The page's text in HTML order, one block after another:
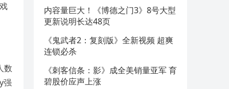
数
强
内容量巨大！《博德之门3》8号大型
更新说明长达48页
《鬼武者2：复刻版》全新视频 超爽
连锁必杀
《刺客信条：影》成全美销量亚军 育
碧股价应声上涨